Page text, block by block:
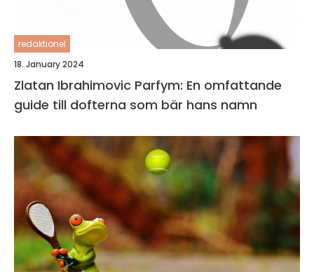
redaktionel
18. January 2024
Zlatan Ibrahimovic Parfym: En omfattande
guide till dofterna som bär hans namn